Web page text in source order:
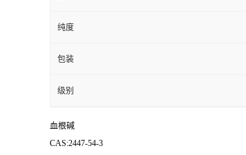
纯度
包装
级别
血根碱
CAS:2447-54-3